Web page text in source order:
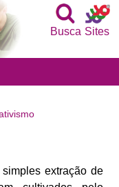
Sites
Busca
extração de